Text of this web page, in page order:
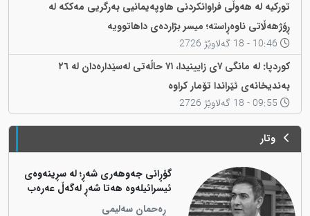
تورکیە لە هەوڵی فراوانکردنی هاوپەیمانیی بەرگریی مەککە لە
ڕۆژهەڵاتی ناوەڕاستە؛ میسر بژاردەی داهاتوویە
کوردپا: لە مانگی ٧ی زایینیدا، ٧١ حاڵەتی لەسێدارەدان لە ٢٦
بەندیخانەی ئێراندا تۆمار کراوە
وتار
گۆڕانی جەوهەری شەڕ؛ لە سڕینەوەی
ئیسرائیلەوە هەتا شەڕ لەگەڵ عەرەب
ڕەحمان سەلیمی